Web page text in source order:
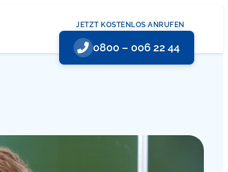
JETZT KOSTENLOS ANRUFEN
0800 – 006 22 44